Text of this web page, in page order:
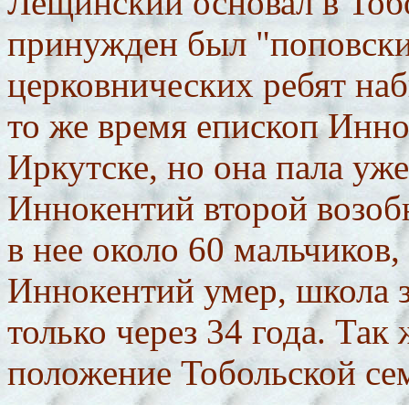
принужден был
церковнических ребят
то же время епископ
Иркутске, но она пала
Иннокентий второй
в нее около 60
Иннокентий умер, школа
только через 34 года.
положение Тобольской